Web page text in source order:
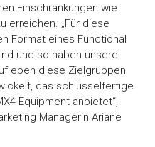
Einschränkungen wie
erreichen. „Für diese
Format eines Functional
und so haben unsere
eben diese Zielgruppen
das schlüsselfertige
Equipment anbietet“,
Managerin Ariane